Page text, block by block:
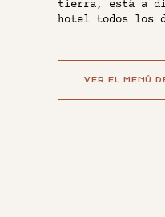
tierra, está a
hotel todos los
VER EL MENÚ